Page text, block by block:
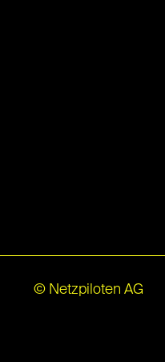
© Netzpiloten AG